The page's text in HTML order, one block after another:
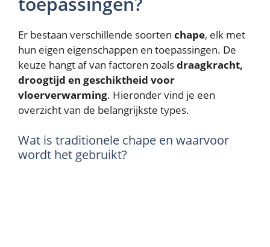
Er bestaan verschillende soorten chape, elk met
hun eigen eigenschappen en toepassingen. De
keuze hangt af van factoren zoalsdraagkracht,
droogtijd en geschiktheid voor
vloerverwarming. Hieronder vind je een
overzicht van de belangrijkste types.
Wat is traditionele chape en waarvoor
wordt het gebruikt?